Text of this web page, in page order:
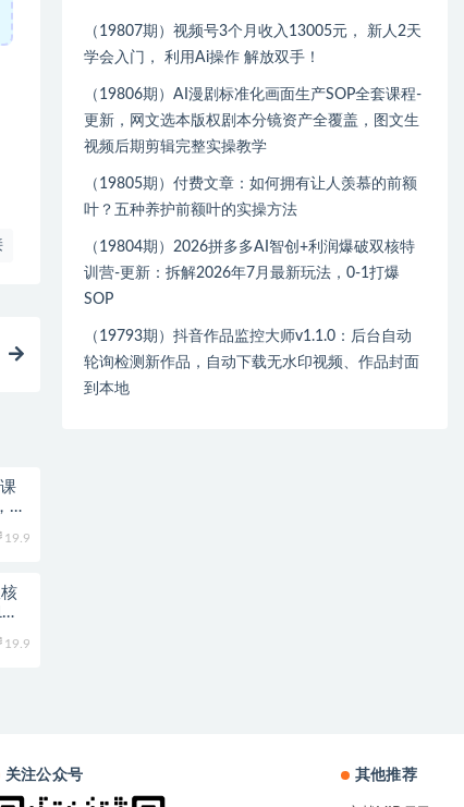
图
19.9
19.9
（19807期）视频号3个月收入13005元， 新人2天
学会入门， 利用Ai操作 解放双手！
（19806期）AI漫剧标准化画面生产SOP全套课程-
更新，网文选本版权剧本分镜资产全覆盖，图文生
视频后期剪辑完整实操教学
（19805期）付费文章：如何拥有让人羡慕的前额
叶？五种养护前额叶的实操方法
（19804期）2026拼多多AI智创+利润爆破双核特
训营-更新：拆解2026年7月最新玩法，0-1打爆
SOP
（19793期）抖音作品监控大师v1.1.0：后台自动
轮询检测新作品，自动下载无水印视频、作品封面
到本地
关注公众号 其他推荐